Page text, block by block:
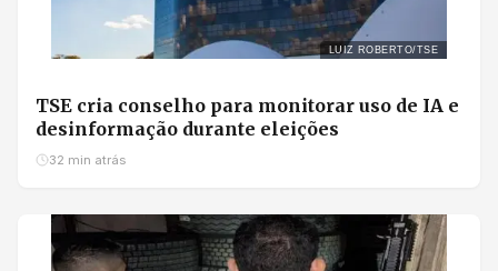
LUIZ ROBERTO/TSE
TSE cria conselho para monitorar uso de IA e
desinformação durante eleições
32 min atrás